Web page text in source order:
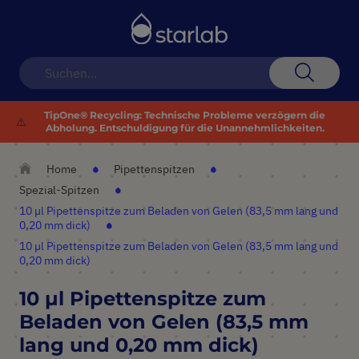
⚠️
TipOne® Recycling: Technische Probleme verzögern die
Abholung. Entschuldigung für die Unannehmlichkeiten.
Home
Pipettenspitzen
Spezial-Spitzen
10 µl Pipettenspitze zum Beladen von Gelen (83,5 mm lang und
0,20 mm dick)
10 µl Pipettenspitze zum Beladen von Gelen (83,5 mm lang und
0,20 mm dick)
10 µl Pipettenspitze zum
Beladen von Gelen (83,5 mm
lang und 0,20 mm dick)